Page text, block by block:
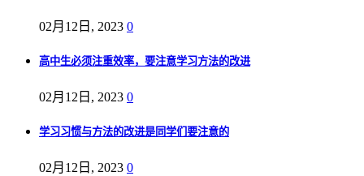
02月12日, 2023 0
高中生必须注重效率，要注意学习方法的改进
02月12日, 2023 0
学习习惯与方法的改进是同学们要注意的
02月12日, 2023 0